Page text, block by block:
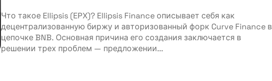
Что такое Ellipsis (EPX)? Ellipsis Finance описывает себя как
децентрализованную биржу и авторизованный форк Curve Finance в
цепочке BNB. Основная причина его создания заключается в
решении трех проблем — предложении...